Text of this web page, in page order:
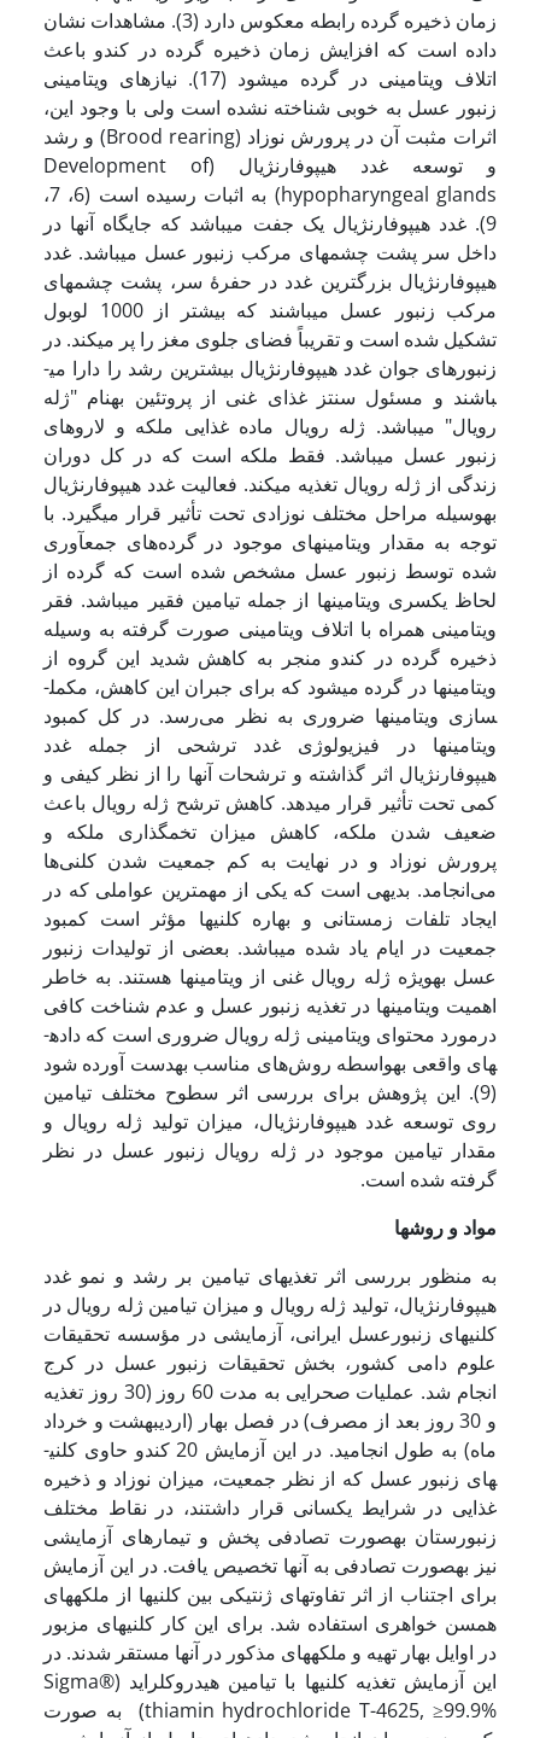
زمان ذخیره گرده رابطه معکوس دارد (3). مشاهدات نشان
داده است که افزایش زمان ذخیره گرده در کندو باعث
اتلاف ویتامینی در گرده می­شود (17). نیازهای ویتامینی
زنبور عسل به خوبی شناخته نشده است ولی با وجود این،
اثرات مثبت آن در پرورش نوزاد (Brood rearing) و رشد
و توسعه غدد هیپوفارنژیال (Development of
hypopharyngeal glands) به اثبات رسیده است (6، 7،
9). غدد هیپوفارنژیال یک جفت می­باشد که جایگاه آن­ها در
داخل سر پشت چشم­های مرکب زنبور عسل می­باشد. غدد
هیپوفارنژیال بزرگ­ترین غدد در حفرۀ سر، پشت چشم­های
مرکب زنبور عسل می­باشند که بیشتر از 1000 لوبول
تشکیل شده است و تقریباً فضای جلوی مغز را پر می­کند. در
زنبورهای جوان غدد هیپوفارنژیال بیشترین رشد را دارا می­
باشند و مسئول سنتز غذای غنی از پروتئین به­نام "ژله
رویال" می­باشد. ژله رویال ماده غذایی ملکه و لاروهای
زنبور عسل می­باشد. فقط ملکه است که در کل دوران
زندگی از ژله رویال تغذیه می­کند. فعالیت غدد هیپوفارنژیال
به­وسیله مراحل مختلف نوزادی تحت تأثیر قرار می­گیرد. با
توجه به مقدار ویتامین­های­ موجود در گرده‌های جمع­آوری
شده توسط زنبور عسل مشخص شده است که گرده از
لحاظ یک­سری ویتامین­ها از جمله تیامین فقیر می­باشد. فقر
ویتامینی همراه با اتلاف ویتامینی صورت گرفته به وسیله
ذخیره گرده­ در کندو منجر به کاهش شدید این گروه از
ویتامین­ها در گرده می­شود که برای جبران این کاهش، مکمل­
سازی ویتامین­ها ضروری به نظر می‌رسد. در کل کمبود
ویتامین­ها در فیزیولوژی غدد ترشحی از جمله غدد
هیپوفارنژیال اثر گذاشته و ترشحات آن­ها را از نظر کیفی و
کمی تحت تأثیر قرار می­دهد. کاهش ترشح ژله رویال باعث
ضعیف شدن ملکه، کاهش میزان تخم­گذاری ملکه و
پرورش نوزاد و در نهایت به کم جمعیت شدن کلنی‌ها
می‌انجامد. بدیهی است که یکی از مهم­ترین عواملی که در
ایجاد تلفات زمستانی و بهاره کلنی­ها مؤثر است کمبود
جمعیت در ایام یاد شده می­باشد. بعضی از تولیدات زنبور
عسل به­­ویژه ژله رویال غنی از ویتامین­ها­ هستند. به ­خاطر
اهمیت ویتامین­ها در تغذیه زنبور عسل و عدم شناخت کافی
درمورد محتوای ویتامینی ژله رویال ضروری است که داده­
های واقعی به­واسطه روش‌های مناسب به­­دست آورده شود
(9). این پژوهش برای بررسی اثر سطوح مختلف تیامین
روی توسعه غدد هیپوفارنژیال، میزان تولید ژله رویال و
مقدار تیامین موجود در ژله رویال زنبور عسل در نظر
گرفته شده است.
مواد و روشها
به منظور بررسی اثر تغذیه­ای تیامین بر رشد و نمو غدد
هیپوفارنژیال، تولید ژله رویال و میزان تیامین ژله رویال در
کلنی­های زنبورعسل ایرانی، آزمایشی در مؤسسه تحقیقات
علوم دامی کشور، بخش تحقیقات زنبور عسل در کرج
انجام شد. عملیات صحرایی به مدت 60 روز (30 روز تغذیه
و 30 روز بعد از مصرف) در فصل بهار (اردیبهشت و خرداد
ماه) به طول انجامید. در این آزمایش 20 کندو حاوی کلنی­
های زنبور عسل که از نظر جمعیت، میزان نوزاد و ذخیره
غذایی در شرایط یکسانی قرار داشتند، در نقاط مختلف
زنبورستان به­صورت تصادفی پخش و تیمارهای آزمایشی
نیز به­صورت تصادفی به آن­ها تخصیص یافت. در این آزمایش
برای اجتناب از اثر تفاوت­های ژنتیکی بین کلنی­ها از ملکه­های
همسن خواهری استفاده شد. برای این کار کلنی­های مزبور
در اوایل بهار تهیه و ملکه­ها­ی مذکور در آنها مستقر شدند. در
این آزمایش تغذیه کلنی­ها با تیامین هیدروکلراید (Sigma®
thiamin hydrochloride T-4625, ≥99.9%) به صورت